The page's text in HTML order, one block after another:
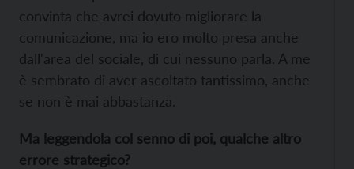
convinta che avrei dovuto migliorare la
comunicazione, ma io ero molto presa anche
dall'area del sociale, di cui nessuno parla. A me
è sembrato di aver ascoltato tantissimo, anche
se non è mai abbastanza.
Ma leggendola col senno di poi, qualche altro
errore strategico?